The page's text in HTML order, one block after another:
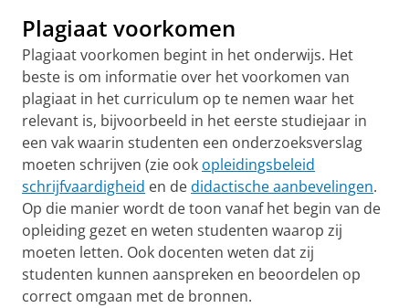
Plagiaat voorkomen
Plagiaat voorkomen begint in het onderwijs. Het
beste is om informatie over het voorkomen van
plagiaat in het curriculum op te nemen waar het
relevant is, bijvoorbeeld in het eerste studiejaar in
een vak waarin studenten een onderzoeksverslag
moeten schrijven (zie ook opleidingsbeleid
schrijfvaardigheid en dedidactische aanbevelingen.
Op die manier wordt de toon vanaf het begin van de
opleiding gezet en weten studenten waarop zij
moeten letten. Ook docenten weten dat zij
studenten kunnen aanspreken en beoordelen op
correct omgaan met de bronnen.